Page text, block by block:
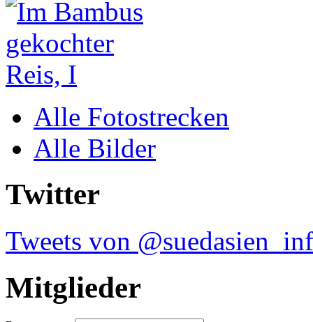
Alle Fotostrecken
Alle Bilder
Twitter
Tweets von
Mitglieder